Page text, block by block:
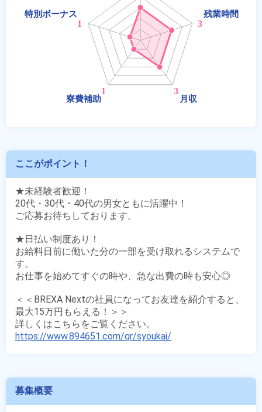
ここがポイント！
★未経験者歓迎！
20代・30代・40代の男女ともに活躍中！
ご応募お待ちしております。
★日払い制度あり！
お給料日前に働いた分の一部を受け取れるシステムで
す。
お仕事を始めてすぐの時や、急な出費の時も安心◎
＜＜BREXA Nextの社員になってお友達を紹介すると、
最大15万円もらえる！＞＞
https://www.894651.com/qr/syoukai/
募集概要